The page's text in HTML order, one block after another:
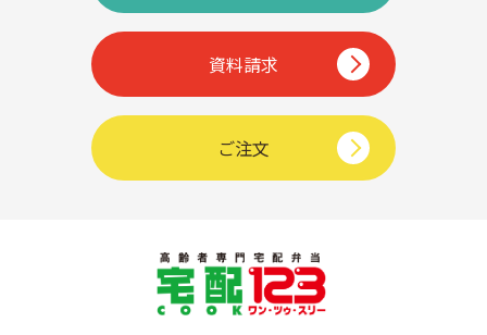
資料請求
ご注文